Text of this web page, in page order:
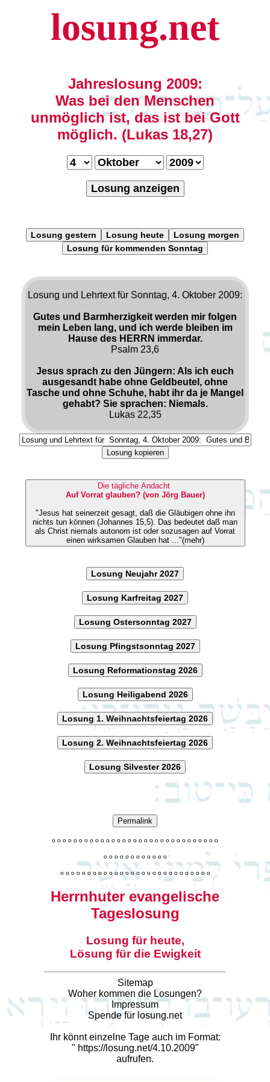
losung.net
Jahreslosung 2009:
Was bei den Menschen
unmöglich ist, das ist bei Gott
möglich. (Lukas 18,27)
Losung anzeigen
Losung gestern Losung heute
Losung morgen
Losung für kommenden Sonntag
Losung und Lehrtext für Sonntag, 4. Oktober 2009:
Gutes und Barmherzigkeit werden mir folgen
mein Leben lang, und ich werde bleiben im
Hause des HERRN immerdar.
Psalm 23,6
Jesus sprach zu den Jüngern: Als ich euch
ausgesandt habe ohne Geldbeutel, ohne
Tasche und ohne Schuhe, habt ihr da je Mangel
gehabt? Sie sprachen: Niemals.
Lukas 22,35
Losung kopieren
Die tägliche Andacht
Auf Vorrat glauben? (von Jörg Bauer)
"Jesus hat seinerzeit gesagt, daß die Gläubigen ohne ihn
nichts tun können (Johannes 15,5). Das bedeutet daß man
als Christ niemals autonom ist oder sozusagen auf Vorrat
einen wirksamen Glauben hat ..."(mehr)
Losung Neujahr 2027
Losung Karfreitag 2027
Losung Ostersonntag 2027
Losung Pfingstsonntag 2027
Losung Reformationstag 2026
Losung Heiligabend 2026
Losung 1. Weihnachtsfeiertag 2026
Losung 2. Weihnachtsfeiertag 2026
Losung Silvester 2026
Permalink
o o o o o o o o o o o o o o o o o o o o o o o o o o o o o o o
o o o o o o o o o o o o
o o o o o o o o o o o o o o o o o o o o o o o o o o o o
Herrnhuter evangelische
Tageslosung
Losung für heute,
Lösung für die Ewigkeit
Sitemap
Woher kommen die Losungen?
Impressum
Spende für losung.net
Ihr könnt einzelne Tage auch im Format:
" https://losung.net/4.10.2009"
aufrufen.